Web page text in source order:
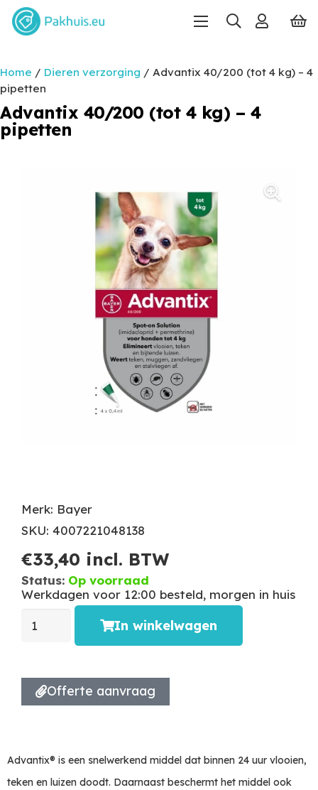
Home / Dieren verzorging / Advantix 40/200 (tot 4 kg) – 4
pipetten
Advantix 40/200 (tot 4 kg) – 4
pipetten
Merk: Bayer
SKU: 4007221048138
€33,40 incl. BTW
Status: Op voorraad
Werkdagen voor 12:00 besteld, morgen in huis
In winkelwagen
Offerte aanvraag
Advantix® is een snelwerkend middel dat binnen 24 uur vlooien,
teken en luizen doodt. Daarnaast beschermt het middel ook